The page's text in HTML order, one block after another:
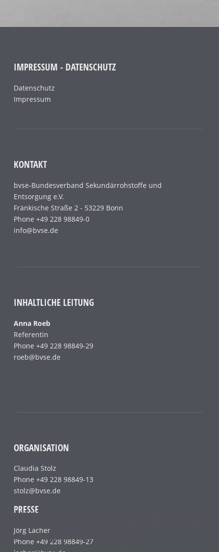
IMPRESSUM - DATENSCHUTZ
Datenschutz
Impressum
KONTAKT
bvse-Bundesverband Sekundärrohstoffe und
Entsorgung e.V.
Fränkische Straße 2 - 53229 Bonn
Phone +49 228 98849-0
info@bvse.de
INHALTLICHE LEITUNG
Anna Roeb
Referentin
Phone +49 228 98849-29
roeb@bvse.de
ORGANISATION
Claudia Stolz
Phone +49 228 98849-13
stolz@bvse.de
PRESSE
Jörg Lacher
Phone +49 228 98849-27
Wir benutzen lediglich technisch notwendige
Internetseite gewährleisten und die keine
personenbezogenen Daten enthalten.